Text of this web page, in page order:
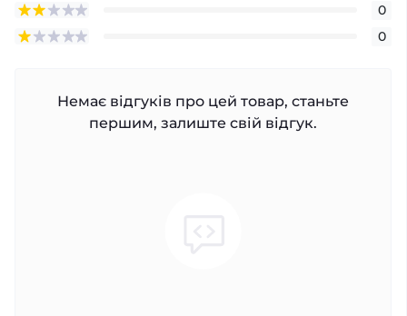
0
0
Немає відгуків про цей товар, станьте
першим, залиште свій відгук.